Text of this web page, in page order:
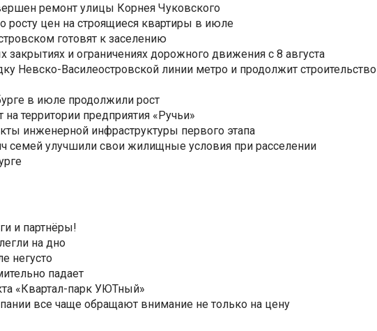
ремонт улицы Корнея Чуковского
росту цен на строящиеся квартиры в июле
готовят к заселению
и ограничениях дорожного движения с 8 августа
Невско-Василеостровской линии метро и продолжит строительство
в июле продолжили рост
территории предприятия «Ручьи»
инженерной инфраструктуры первого этапа
семей улучшили свои жилищные условия при расселении
и партнёры!
на дно
негусто
падает
«Квартал-парк УЮТный»
все чаще обращают внимание не только на цену